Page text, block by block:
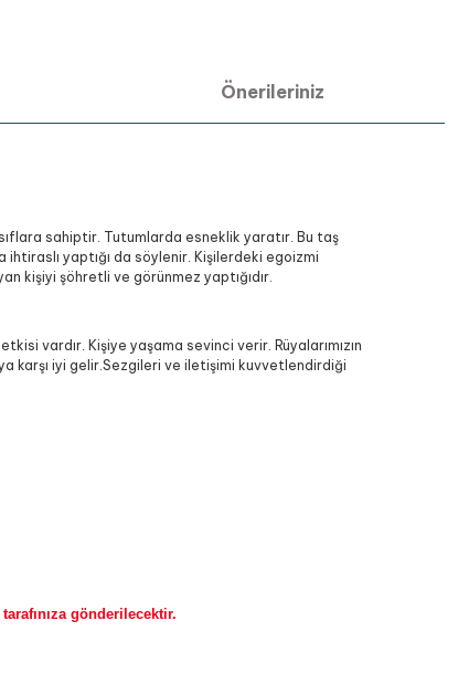
Önerileriniz
sahiptir. Tutumlarda esneklik yaratır. Bu taş
yaptığı da söylenir. Kişilerdeki egoizmi
kişiyi şöhretli ve görünmez yaptığıdır.
vardır. Kişiye yaşama sevinci verir. Rüyalarımızın
karşı iyi gelir.Sezgileri ve iletişimi kuvvetlendirdiği
gönderilecektir.